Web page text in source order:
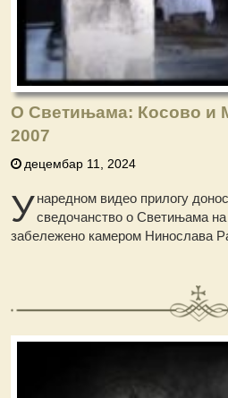
О Светињама: Косово и
2007
децембар 11, 2024
Унаредном видео прилогу
сведочанство о Светињама
забележено камером Нинослава